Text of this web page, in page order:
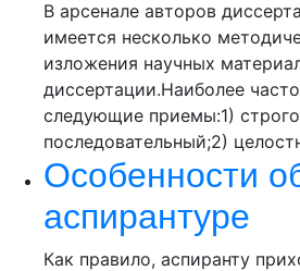
В арсенале авторов
имеется несколько
изложения научных
диссертации.Наиболее
следующие приемы:1) строго
последовательный;2)
Особенности
аспирантуре
Как правило, аспиранту